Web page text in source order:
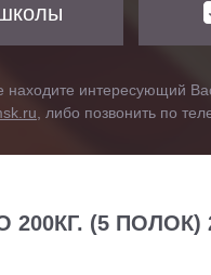
интересующий
, либо позвонить по
(5 ПОЛОК)